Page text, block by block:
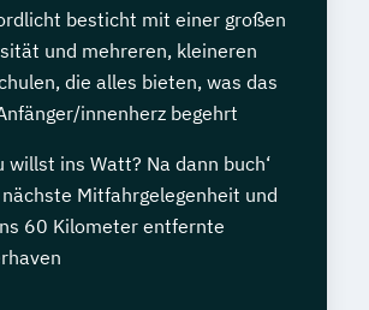
besticht mit einer großen
und mehreren, kleineren
die alles bieten, was das
innenherz begehrt
willst ins Watt? Na dann buch‘
Mitfahrgelegenheit und
60 Kilometer entfernte